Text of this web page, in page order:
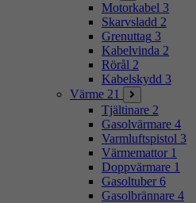
Motorkabel 3
Skarvsladd 2
Grenuttag 3
Kabelvinda 2
Rörål 2
Kabelskydd 3
Värme 21
Tjältinare 2
Gasolvärmare 4
Varmluftspistol 3
Värmemattor 1
Doppvärmare 1
Gasoltuber 6
Gasolbrännare 4